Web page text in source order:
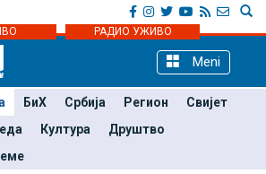
РАДИО УЖИВО
Meni
БиХ Србија Регион
Свијет
Култура
Друштво